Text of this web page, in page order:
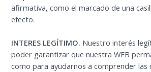
afirmativa, como el marcado de una
efecto.
INTERES LEGÍTIMO. Nuestro interés
poder garantizar que nuestra WEB
como para ayudarnos a comprender las